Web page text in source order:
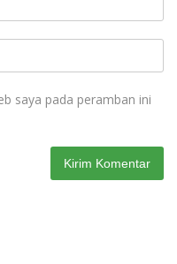
saya pada peramban ini